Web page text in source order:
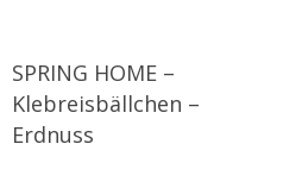
SPRING HOME –
Klebreisbällchen –
Erdnuss